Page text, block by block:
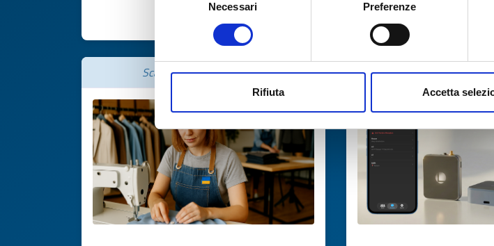
Necessari Preferenze
Rifiuta Accetta
SCOPRI DI PIÙ →
Scade il13 febbraio 2027 Scade il19